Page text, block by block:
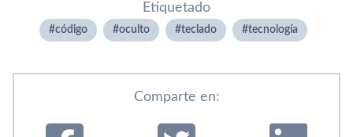
Etiquetado
código oculto teclado tecnologí­a
Comparte en: